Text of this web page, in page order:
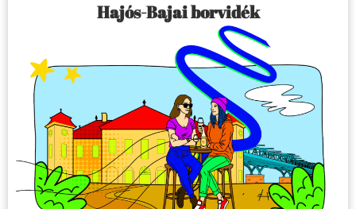
Hajós-Bajai borvidék